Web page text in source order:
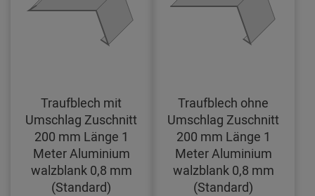
Traufblech mit
Umschlag Zuschnitt
200 mm Länge 1
Meter Aluminium
walzblank 0,8 mm
(Standard)
Traufblech ohne
Umschlag Zuschnitt
200 mm Länge 1
Meter Aluminium
walzblank 0,8 mm
(Standard)